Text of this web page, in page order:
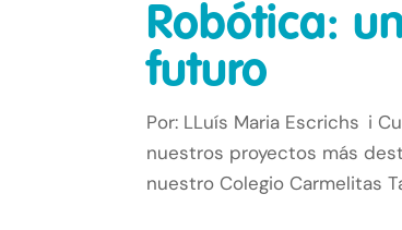
Robótica:
futuro
Por: LLuís Maria Escrichs i
nuestros proyectos más
nuestro Colegio Carmelitas